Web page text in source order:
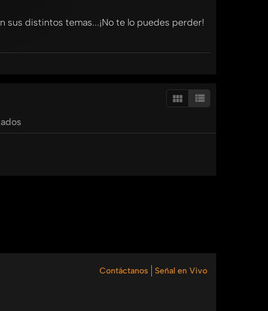
sus distintos temas...¡No te lo puedes perder!
Contáctanos Señal en Vivo